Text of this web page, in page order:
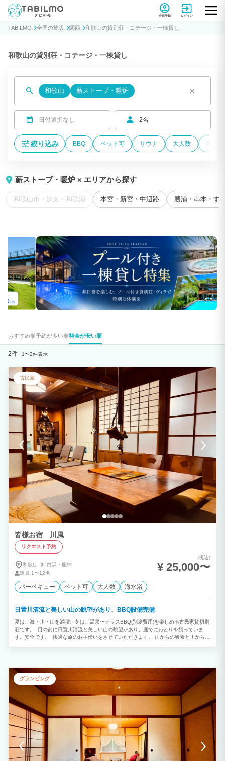
貸別荘コテージ・一棟貸し宿泊予約サイトTABILMO(タビルモ)
会員登録 ログイン
TABILMO 全国の施設 関西 和歌山の貸別荘・コテージ・一棟貸し
和歌山の貸別荘・コテージ・一棟貸し
和歌山 薪ストーブ・暖炉 ×
日付選択なし 2名
絞り込み BBQ ペット可 サウナ 大人数 海が
薪ストーブ・暖炉 × エリアから探す
和歌山市・加太・和歌浦 本宮・新宮・中辺路 勝浦・串本・す
おすすめ順予約が多い順料金が安い順
2件 1〜2件表示
古民家
皆様お宿 川風
リクエスト予約
和歌山 白浜・ 龍神
定員 1〜12名
(税込)
¥ 25,000〜
バーベキュー ペット可 大人数 海水浴
日置川清流と美しい山の眺望があり、BBQ設備完備
夏は、海・川・山を満喫、冬は、温泉〜テラスBBQ(別途費用)を楽しめる古民家貸切別
荘です。 目の前に日置川清流と美しい山の眺望があり、庭でにわとりを飼っていま
す。安全です。 快適な旅のお手伝いをさせていただきます。 山からの酸素と川からの
加１名＋1000円) 田舎暮らしを体験するのに最適です。 リバーカヤック、漁船クルー
ズ、釣りのアクティビティも開催しています。ご相談ください。
グランピング